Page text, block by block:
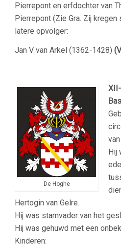
Pierrepont en erfdochter van
Pierrepont (Zie Gra. Zij kregen
latere opvolger:
Jan V van Arkel (1362-1428)
De Hoghe
Hij
Hertogin van Gelre.
Hij was stamvader van het
Hij was gehuwd met een
Kinderen: